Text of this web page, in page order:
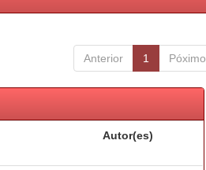
Anterior 1 Póximo
Autor(es)